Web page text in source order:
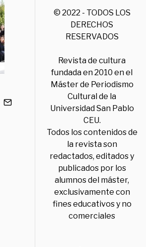
© 2022 - TODOS LOS
DERECHOS
RESERVADOS
Revista de cultura
fundada en 2010 en el
Máster de Periodismo
Cultural de la
Universidad San Pablo
CEU.
Todos los contenidos de
la revista son
redactados, editados y
publicados por los
alumnos del máster,
exclusivamente con
fines educativos y no
comerciales